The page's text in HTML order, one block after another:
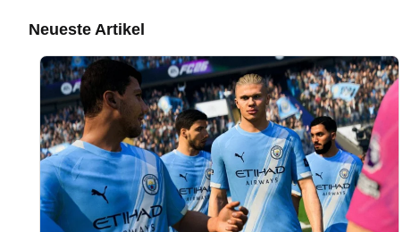
Neueste Artikel